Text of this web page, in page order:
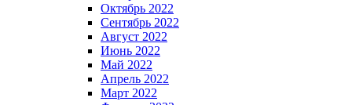
Октябрь 2022
Сентябрь 2022
Август 2022
Июнь 2022
Май 2022
Апрель 2022
Март 2022